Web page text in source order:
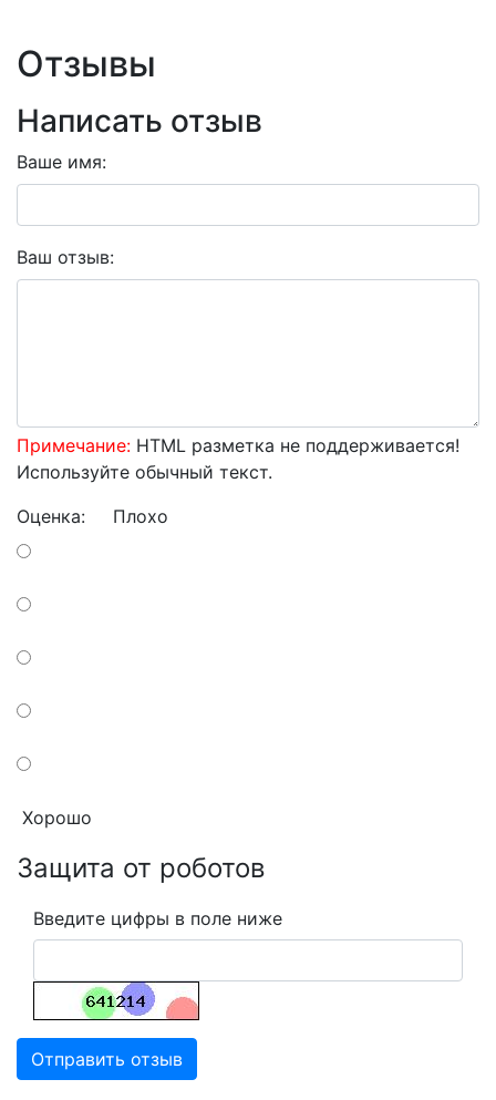
Отзывы
Написать отзыв
Ваше имя:
Ваш отзыв:
Примечание: HTML разметка не поддерживается!
Используйте обычный текст.
Оценка: Плохо
Хорошо
Защита от роботов
Введите цифры в поле ниже
Отправить отзыв